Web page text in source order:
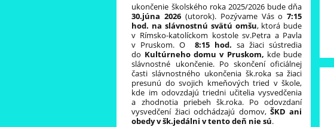
ukončenie školského roka 2025/2026 bude dňa
30.júna 2026 (utorok). Pozývame Vás o7:15
hod. na slávnostnú svätú omšu, ktorá bude
v Rímsko-katolíckom kostole sv.Petra a Pavla
v Pruskom. O 8:15 hod. sa žiaci sústredia
do Kultúrneho domu v Pruskom, kde bude
slávnostné ukončenie. Po skončení oficiálnej
časti slávnostného ukončenia šk.roka sa žiaci
presunú do svojich kmeňových tried v škole,
kde im odovzdajú triedni učitelia vysvedčenia
a zhodnotia priebeh šk.roka. Po odovzdaní
vysvedčení žiaci odchádzajú domov,ŠKD ani
obedy v šk.jedálni v tento deň nie sú.